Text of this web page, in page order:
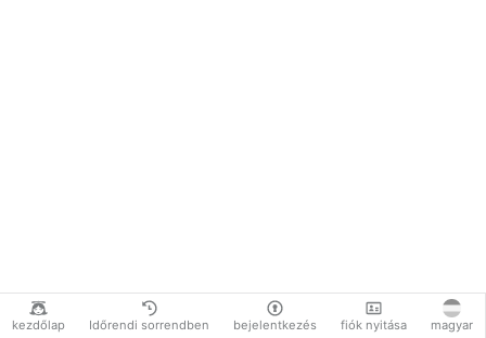
kezdőlap Időrendi sorrendben bejelentkezés fiók nyitása magyar